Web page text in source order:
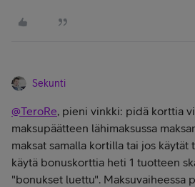
Sekunti
@TeroRe, pieni vinkki: pidä korttia
maksupäätteen lähimaksussa
maksat samalla kortilla tai jos
käytä bonuskorttia heti 1 tuotteen
"bonukset luettu". Maksuvaiheessa